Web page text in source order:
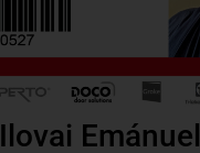
Ilovai Emánuel